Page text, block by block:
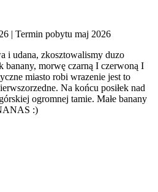
| Termin pobytu maj 2026
i udana, zkosztowalismy duzo
banany, morwę czarną I czerwoną I
miasto robi wrazenie jest to
Na końcu posiłek nad
ogromnej tamie. Małe banany
:)